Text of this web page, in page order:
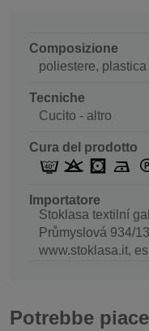
Composizione
poliestere, plastica
Tecniche
Cucito - altro
Cura del prodotto
Importatore
Stoklasa textilní
Průmyslová 934/
www.stoklasa.it,
Potrebbe